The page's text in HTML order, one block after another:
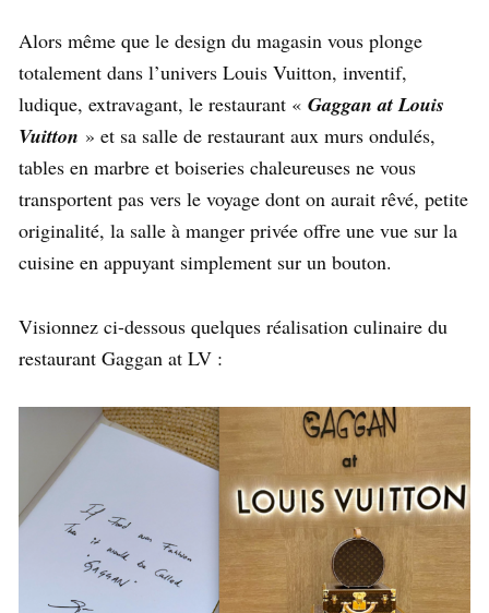
Alors même que le design du magasin vous plonge
totalement dans l’univers Louis Vuitton, inventif,
ludique, extravagant, le restaurant « Gaggan at Louis
Vuitton » et sa salle de restaurant aux murs ondulés,
tables en marbre et boiseries chaleureuses ne vous
transportent pas vers le voyage dont on aurait rêvé, petite
originalité, la salle à manger privée offre une vue sur la
cuisine en appuyant simplement sur un bouton.
Visionnez ci-dessous quelques réalisation culinaire du
restaurant Gaggan at LV :